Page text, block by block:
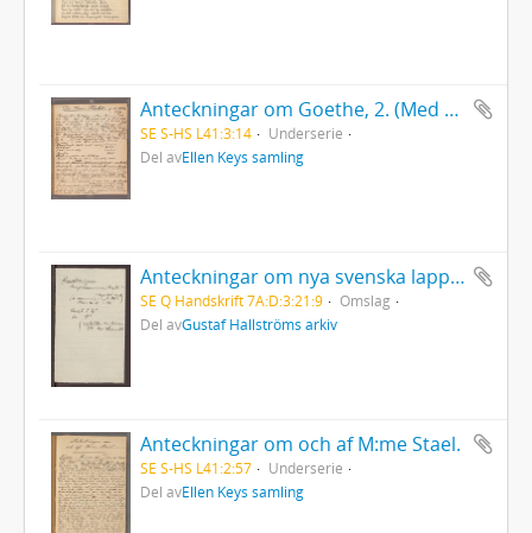
Anteckningar om Goethe, 2. (Med bilaga)
SE S-HS L41:3:14
Underserie
Del avEllen Keys samling
Anteckningar om nya svenska lapptrummor med teckningar
SE Q Handskrift 7A:D:3:21:9
Omslag
Del avGustaf Hallströms arkiv
Anteckningar om och af M:me Stael.
SE S-HS L41:2:57
Underserie
Del avEllen Keys samling